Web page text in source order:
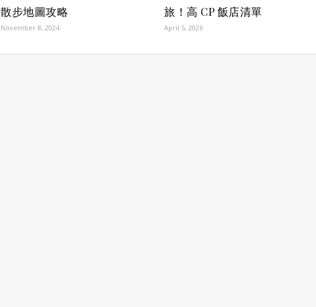
散步地圖攻略
November 8, 2024
旅！高 CP 飯店清單
April 5, 2026